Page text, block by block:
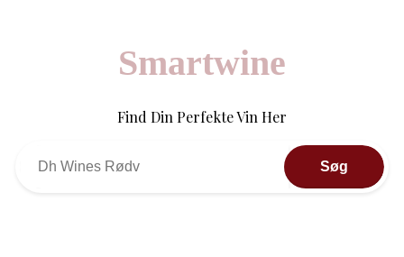
Smartwine
Find Din Perfekte Vin Her
Søg